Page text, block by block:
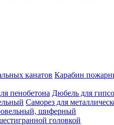
канатов Карабин
пенобетона Дюбель для
Саморез для
шиферный
головкой